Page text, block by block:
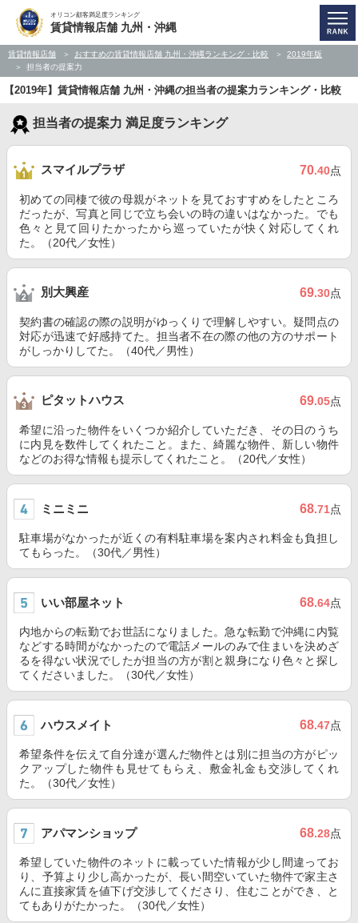
オリコン顧客満足度ランキング
賃貸情報店舗 九州・沖縄
賃貸情報店舗 おすすめの賃貸情報店舗 九州・沖縄ランキング・比較
2019年版
担当者の提案力
【2019年】賃貸情報店舗 九州・沖縄の担当者の提案力ランキング・比較
担当者の提案力 満足度ランキング
スマイルプラザ 70.40点
初めての同棲で彼の母親がネットを見ておすすめをしたところ
だったが、写真と同じで立ち会いの時の違いはなかった。でも
色々と見て回りたかったから巡っていたが快く対応してくれ
た。（20代／女性）
別大興産 69.30点
契約書の確認の際の説明がゆっくりで理解しやすい。疑問点の
対応が迅速で好感持てた。担当者不在の際の他の方のサポート
がしっかりしてた。（40代／男性）
ピタットハウス 69.05点
希望に沿った物件をいくつか紹介していただき、その日のうち
に内見を数件してくれたこと。また、綺麗な物件、新しい物件
などのお得な情報も提示してくれたこと。（20代／女性）
ミニミニ 68.71点
駐車場がなかったが近くの有料駐車場を案内され料金も負担し
てもらった。（30代／男性）
いい部屋ネット 68.64点
内地からの転勤でお世話になりました。急な転勤で沖縄に内覧
などする時間がなかったので電話メールのみで住まいを決めざ
るを得ない状況でしたが担当の方が割と親身になり色々と探し
てくださいました。（30代／女性）
ハウスメイト 68.47点
希望条件を伝えて自分達が選んだ物件とは別に担当の方がピッ
クアップした物件も見せてもらえ、敷金礼金も交渉してくれ
た。（30代／女性）
アパマンショップ 68.28点
希望していた物件のネットに載っていた情報が少し間違ってお
り、予算より少し高かったが、長い間空いていた物件で家主さ
んに直接家賃を値下げ交渉してくださり、住むことができ、と
てもありがたかった。（30代／女性）